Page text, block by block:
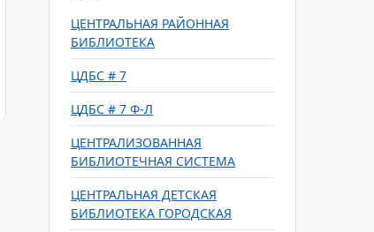
ЦЕНТРАЛЬНАЯ РАЙОННАЯ
БИБЛИОТЕКА
ЦДБС # 7
ЦДБС # 7 Ф-Л
ЦЕНТРАЛИЗОВАННАЯ
БИБЛИОТЕЧНАЯ СИСТЕМА
ЦЕНТРАЛЬНАЯ ДЕТСКАЯ
БИБЛИОТЕКА ГОРОДСКАЯ